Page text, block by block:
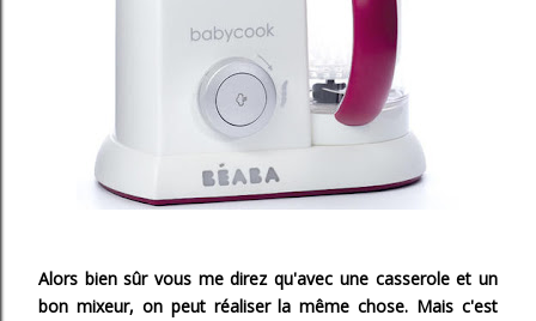
Alors bien sûr vous me direz qu'avec une casserole et un
bon mixeur, on peut réaliser la même chose. Mais c'est